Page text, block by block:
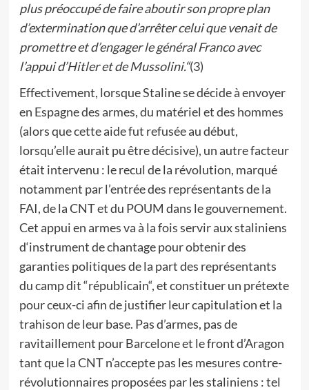
plus préoccupé de faire aboutir son propre plan
d’extermination que d’arrêter celui que venait de
promettre et d’engager le général Franco avec
l’appui d’Hitler et de Mussolini.“(3)
Effectivement, lorsque Staline se décide à envoyer
en Espagne des armes, du matériel et des hommes
(alors que cette aide fut refusée au début,
lorsqu’elle aurait pu être décisive), un autre facteur
était intervenu : le recul de la révolution, marqué
notamment par l’entrée des représentants de la
FAI, de la CNT et du POUM dans le gouvernement.
Cet appui en armes va à la fois servir aux staliniens
d‘instrument de chantage pour obtenir des
garanties politiques de la part des représentants
du camp dit “républicain“, et constituer un prétexte
pour ceux-ci afin de justifier leur capitulation et la
trahison de leur base. Pas d’armes, pas de
ravitaillement pour Barcelone et le front d’Aragon
tant que la CNT n’accepte pas les mesures contre-
révolutionnaires proposées par les staliniens : tel